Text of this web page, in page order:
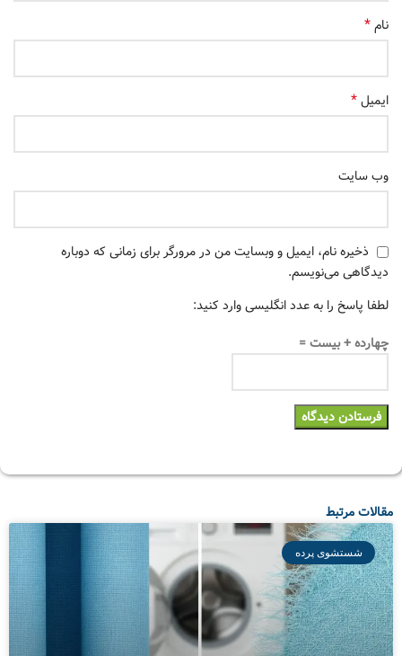
نام*
ایمیل*
وب‌ سایت
ذخیره نام، ایمیل و وبسایت من در مرورگر برای زمانی که دوباره
دیدگاهی می‌نویسم.
لطفا پاسخ را به عدد انگلیسی وارد کنید:
چهارده + بیست =
مقالات مرتبط
شستشوی پرده